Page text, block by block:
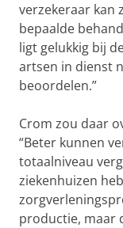
verzekeraar kan
bepaalde
ligt gelukkig bij
artsen in dienst
beoordelen.”
Crom zou daar
“Beter kunnen
totaalniveau
ziekenhuizen
productie, maar